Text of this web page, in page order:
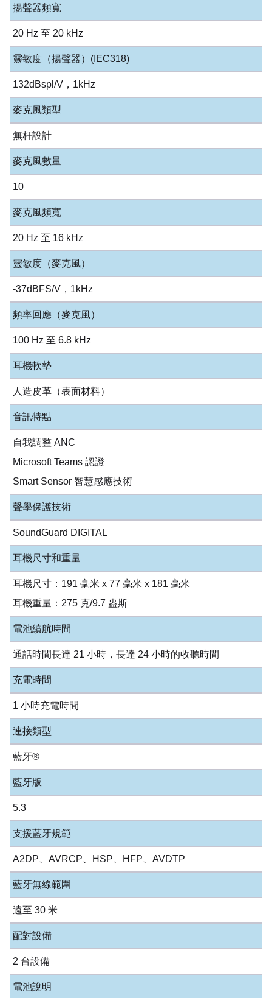
揚聲器頻寬
20 Hz 至 20 kHz
靈敏度（揚聲器）(IEC318)
132dBspl/V，1kHz
麥克風類型
無杆設計
麥克風數量
10
麥克風頻寬
20 Hz 至 16 kHz
靈敏度（麥克風）
-37dBFS/V，1kHz
頻率回應（麥克風）
100 Hz 至 6.8 kHz
耳機軟墊
人造皮革（表面材料）
音訊特點
自我調整 ANC
Microsoft Teams 認證
Smart Sensor 智慧感應技術
聲學保護技術
SoundGuard DIGITAL
耳機尺寸和重量
耳機尺寸：191 毫米 x 77 毫米 x 181 毫米
耳機重量：275 克/9.7 盎斯
電池續航時間
通話時間長達 21 小時，長達 24 小時的收聽時間
充電時間
1 小時充電時間
連接類型
藍牙®
藍牙版
5.3
支援藍牙規範
A2DP、AVRCP、HSP、HFP、AVDTP
藍牙無線範圍
遠至 30 米
配對設備
2 台設備
電池說明